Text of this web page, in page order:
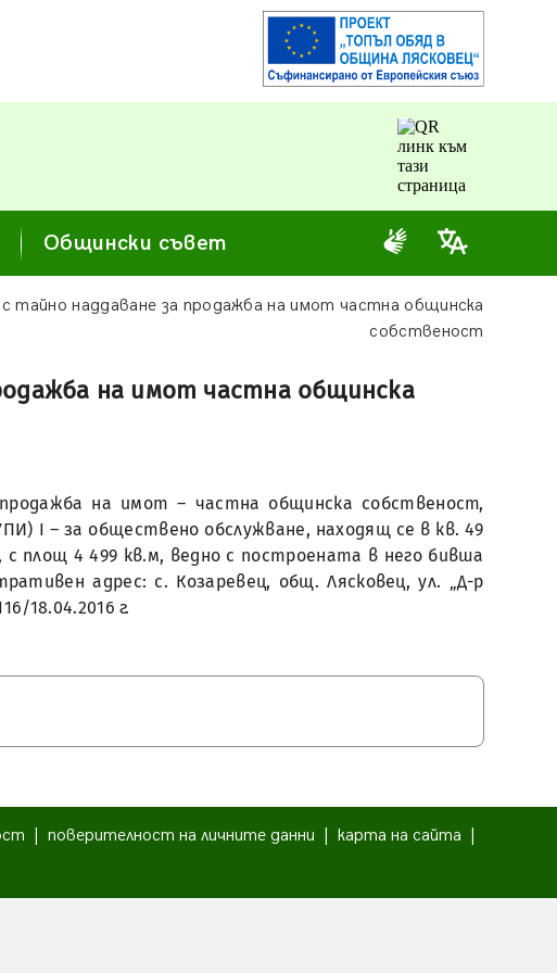
Общински съвет
тайно наддаване за продажба на имот частна общинска
собственост
на имот частна общинска
на имот – частна общинска собственост,
І – за обществено обслужване, находящ се в кв. 49
площ 4 499 кв.м, ведно с построената в него бивша
адрес: с. Козаревец, общ. Лясковец, ул. „Д-р
18.04.2016 г.
поверителност на личните данни карта на сайта